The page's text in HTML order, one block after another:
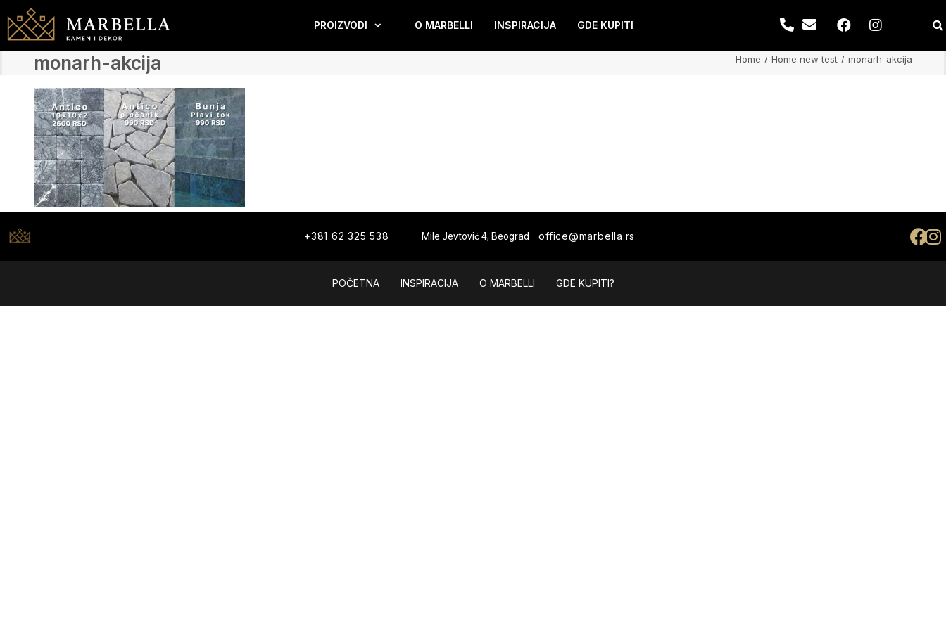
PROIZVODI O MARBELLI INSPIRACIJA GDE KUPITI
monarh-akcija Home Home new test monarh-akcija
+381 62 325 538 Mile Jevtović 4, Beograd office@marbella.rs
POČETNA INSPIRACIJA O MARBELLI GDE KUPITI?